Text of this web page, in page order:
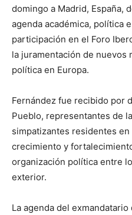
domingo a Madrid, España,
agenda académica, política
participación en el Foro
la juramentación de nuevos
política en Europa.
Fernández fue recibido por
Pueblo, representantes de
simpatizantes residentes
crecimiento y
organización política entre
exterior.
La agenda del